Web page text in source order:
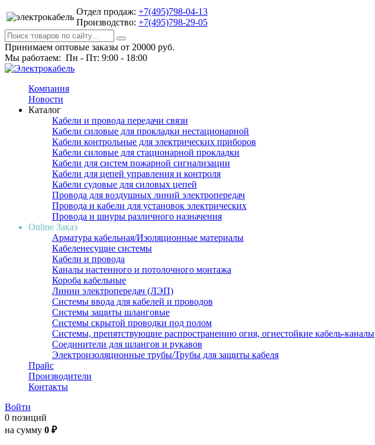
Отдел продаж: +7(495)798-04-13
Производство: +7(495)798-29-05
Принимаем оптовые заказы от 20000 руб.
Мы работаем: Пн - Пт: 9:00 - 18:00
Компания
Новости
Каталог
Кабели и провода передачи связи
Кабели силовые для прокладки нестационарной
Кабели контрольные для электрических приборов
Кабели силовые для стационарной прокладки
Кабели для систем пожарной сигнализации
Кабели для цепей управления и контроля
Кабели судовые для силовых цепей
Провода для воздушных линий электропередач
Провода и кабели для установок электрических
Провода и шнуры различного назначения
Online Заказ
Арматура кабельная/Изоляционные материалы
Кабеленесущие системы
Кабели и провода
Каналы настенного и потолочного монтажа
Короба кабельные
Линии электропередач (ЛЭП)
Системы ввода для кабелей и проводов
Системы защиты шланговые
Системы скрытой проводки под полом
Системы, препятствующие распространению огня, огнестойкие кабель-каналы
Соединители для шлангов и рукавов
Электроизоляционные трубы/Трубы для защиты кабеля
Прайс
Производители
Контакты
Войти
0 позиций
на сумму 0 ₽